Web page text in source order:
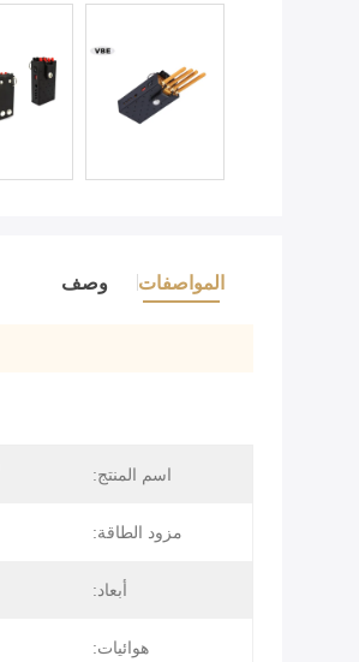
المواصفات وصف
اسم المنتج:
مزود الطاقة:
أبعاد:
هوائيات: